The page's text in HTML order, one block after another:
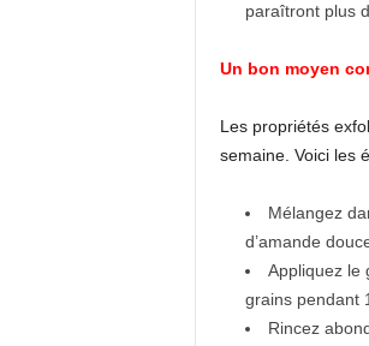
paraîtront plus
Un bon moyen
Les propriétés
semaine. Voici les
Mélangez
d’amande
Appliquez le
grains pendant
Rincez